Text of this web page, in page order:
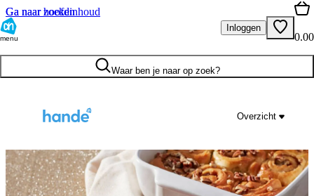
Ga naar hoofdinhoud
Ga naar zoeken
menu
Inloggen
0.00
Waar ben je naar op zoek?
Overzicht